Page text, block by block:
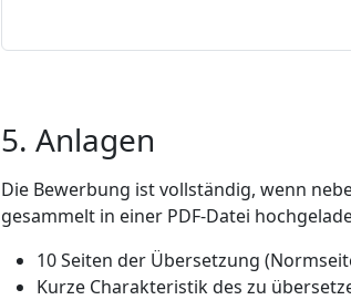
5. Anlagen
Die Bewerbung ist vollständig, wenn
gesammelt in einer PDF-Datei
10 Seiten der Übersetzung
Kurze Charakteristik des zu